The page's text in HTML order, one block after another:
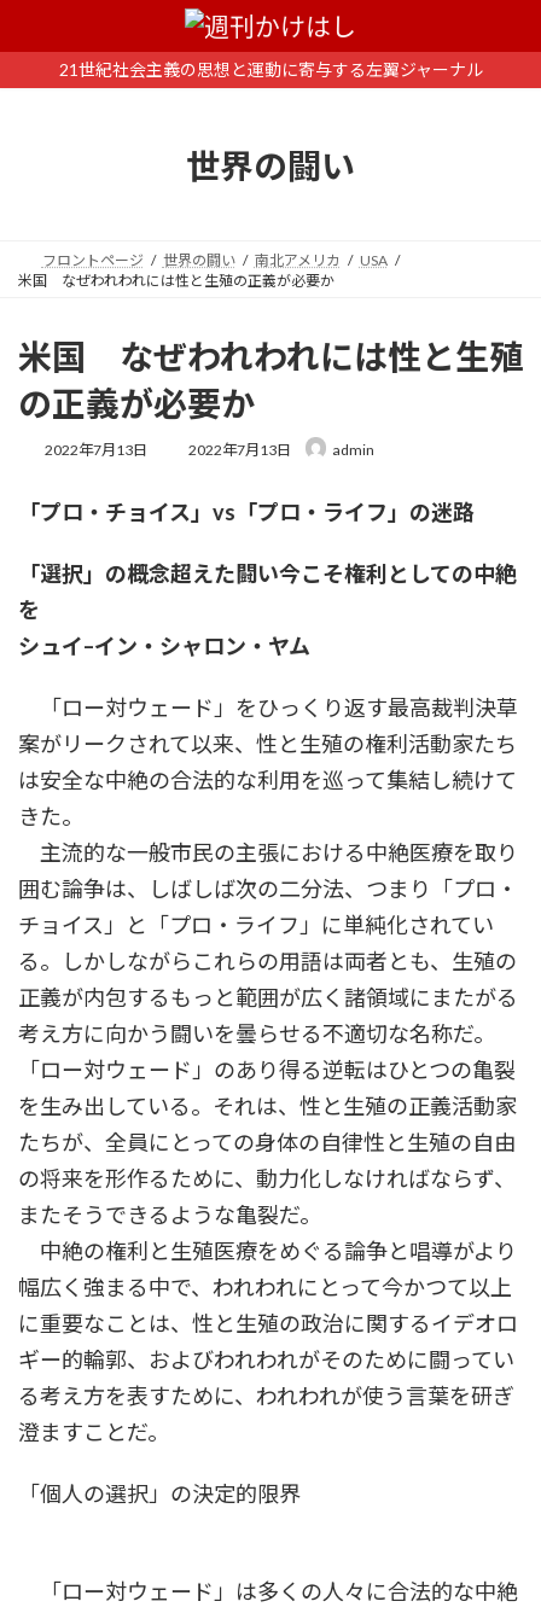
ン
ー
21世紀社会主義の思想と運動に寄与する左翼ジャーナル
世界の闘い
フロントページ 世界の闘い 南北アメリカ
USA
米国 なぜわれわれには性と生殖の正義が必要か
米国 なぜわれわれには性と生殖
の正義が必要か
2022年7月13日
最
新
:
2022年7月13日 admin
「プロ・チョイス」vs「プロ・ライフ」の迷路
「選択」の概念超えた闘い今こそ権利としての中絶
を
シュイ–イン・シャロン・ヤム
「ロー対ウェード」をひっくり返す最高裁判決草
案がリークされて以来、性と生殖の権利活動家たち
は安全な中絶の合法的な利用を巡って集結し続けて
きた。
主流的な一般市民の主張における中絶医療を取り
囲む論争は、しばしば次の二分法、つまり「プロ・
チョイス」と「プロ・ライフ」に単純化されてい
る。しかしながらこれらの用語は両者とも、生殖の
正義が内包するもっと範囲が広く諸領域にまたがる
考え方に向かう闘いを曇らせる不適切な名称だ。
「ロー対ウェード」のあり得る逆転はひとつの亀裂
を生み出している。それは、性と生殖の正義活動家
たちが、全員にとっての身体の自律性と生殖の自由
の将来を形作るために、動力化しなければならず、
またそうできるような亀裂だ。
中絶の権利と生殖医療をめぐる論争と唱導がより
幅広く強まる中で、われわれにとって今かつて以上
に重要なことは、性と生殖の政治に関するイデオロ
ギー的輪郭、およびわれわれがそのために闘ってい
る考え方を表すために、われわれが使う言葉を研ぎ
澄ますことだ。
「個人の選択」の決定的限界
「ロー対ウェード」は多くの人々に合法的な中絶